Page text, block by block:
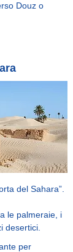
Douz o
del Sahara”.
le palmeraie, i
desertici.
per